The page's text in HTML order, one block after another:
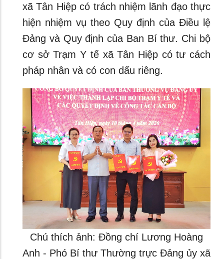
xã Tân Hiệp có trách nhiệm lãnh đạo thực
hiện nhiệm vụ theo Quy định của Điều lệ
Đảng và Quy định của Ban Bí thư. Chi bộ
cơ sở Trạm Y tế xã Tân Hiệp có tư cách
pháp nhân và có con dấu riêng.
Chú thích ảnh: Đồng chí Lương Hoàng
Anh - Phó Bí thư Thường trực Đảng ủy xã